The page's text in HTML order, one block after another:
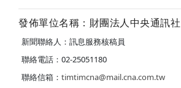
發佈單位名稱：財團法人中央通訊社
新聞聯絡人：訊息服務核稿員
聯絡電話：02-25051180
聯絡信箱： timtimcna@mail.cna.com.tw